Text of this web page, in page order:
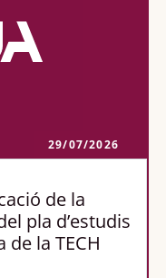
29/07/2026
de la
pla d’estudis
la TECH